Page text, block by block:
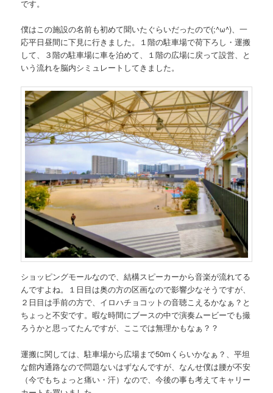
です。
僕はこの施設の名前も初めて聞いたぐらいだったので(;^ω^)、一
応平日昼間に下見に行きました。１階の駐車場で荷下ろし・運搬
して、３階の駐車場に車を泊めて、１階の広場に戻って設営、と
いう流れを脳内シミュレートしてきました。
ショッピングモールなので、結構スピーカーから音楽が流れてる
んですよね。１日目は奥の方の区画なので影響少なそうですが、
２日目は手前の方で、イロハチョコットの音聴こえるかなぁ？と
ちょっと不安です。暇な時間にブースの中で演奏ムービーでも撮
ろうかと思ってたんですが、ここでは無理かもなぁ？？
運搬に関しては、駐車場から広場まで50mくらいかなぁ？、平坦
な館内通路なので問題ないはずなんですが、なんせ僕は腰が不安
（今でもちょっと痛い・汗）なので、今後の事も考えてキャリー